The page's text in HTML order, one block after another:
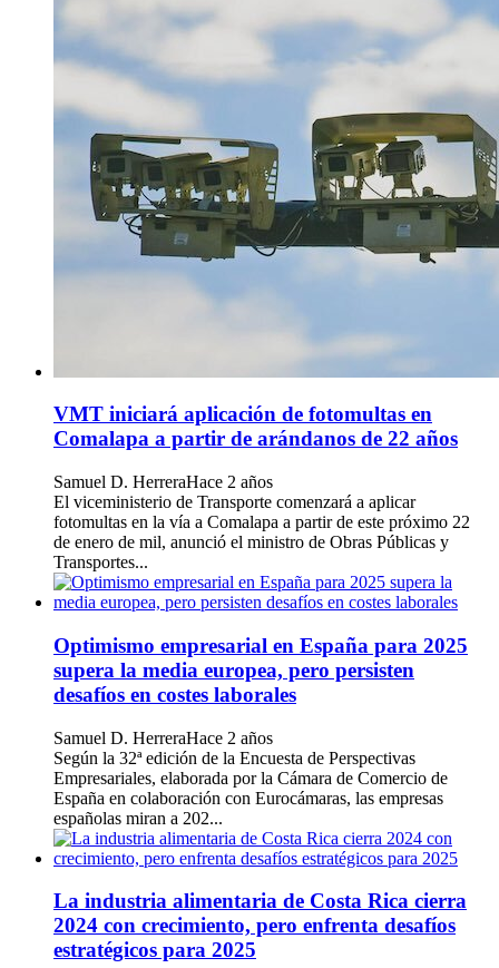
VMT iniciará aplicación de fotomultas en
Comalapa a partir de arándanos de 22 años
Samuel D. HerreraHace 2 años
El viceministerio de Transporte comenzará a aplicar
fotomultas en la vía a Comalapa a partir de este próximo 22
de enero de mil, anunció el ministro de Obras Públicas y
Transportes...
Optimismo empresarial en España para 2025
supera la media europea, pero persisten
desafíos en costes laborales
Samuel D. HerreraHace 2 años
Según la 32ª edición de la Encuesta de Perspectivas
Empresariales, elaborada por la Cámara de Comercio de
España en colaboración con Eurocámaras, las empresas
españolas miran a 202...
La industria alimentaria de Costa Rica cierra
2024 con crecimiento, pero enfrenta desafíos
estratégicos para 2025